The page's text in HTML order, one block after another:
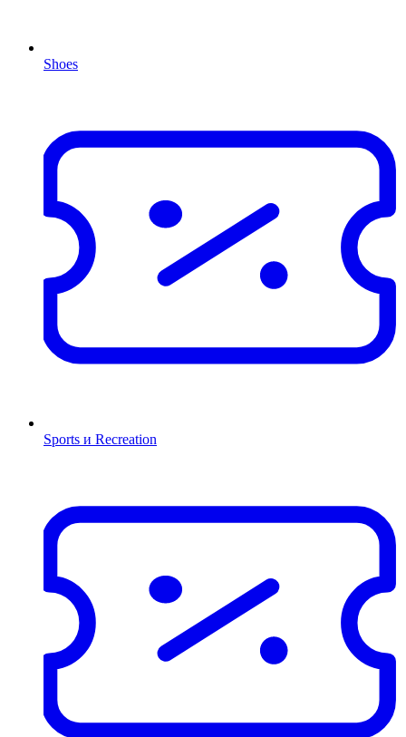
Shoes
Sports и Recreation